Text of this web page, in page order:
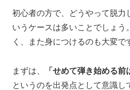
初心者の方で、
どうやって脱力
いうケースは多いことでしょう。
く、また身につけるのも大変で
まずは、
「せめて弾き始める前
というのを出発点として意識し